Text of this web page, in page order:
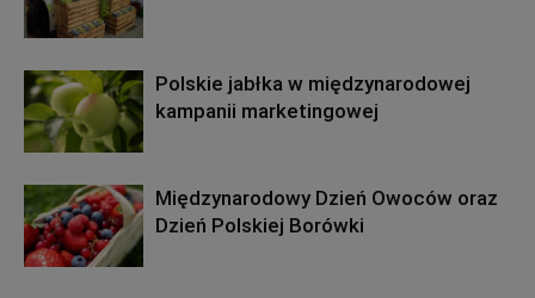
Polskie jabłka w międzynarodowej
kampanii marketingowej
Międzynarodowy Dzień Owoców oraz
Dzień Polskiej Borówki